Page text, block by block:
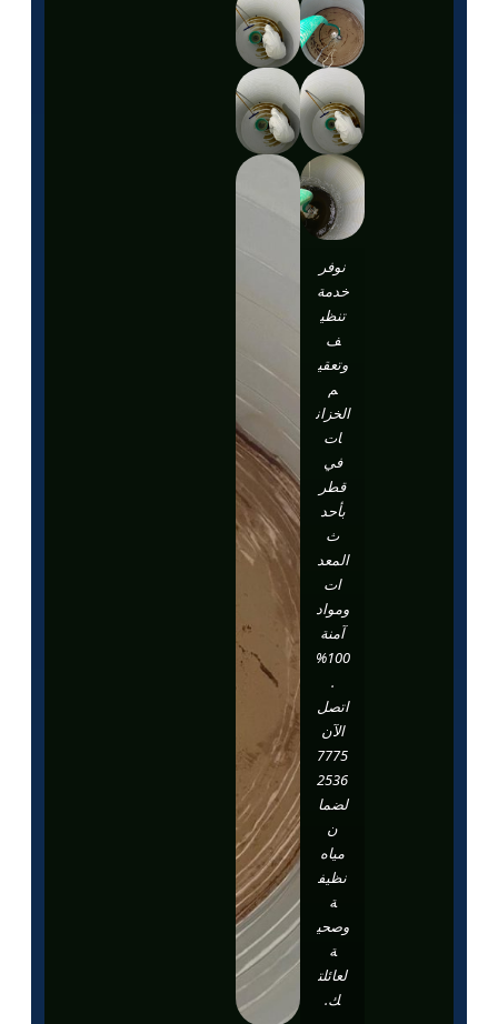
نوفر
خدمة
تنظي
ف
وتعقي
الخزان
ات
في
قطر
بأحد
المعد
ات
ومواد
آمنة
100%
اتصل
الآن
7775
2536
لضما
مياه
نظيف
وصحي
لعائلت
ك.